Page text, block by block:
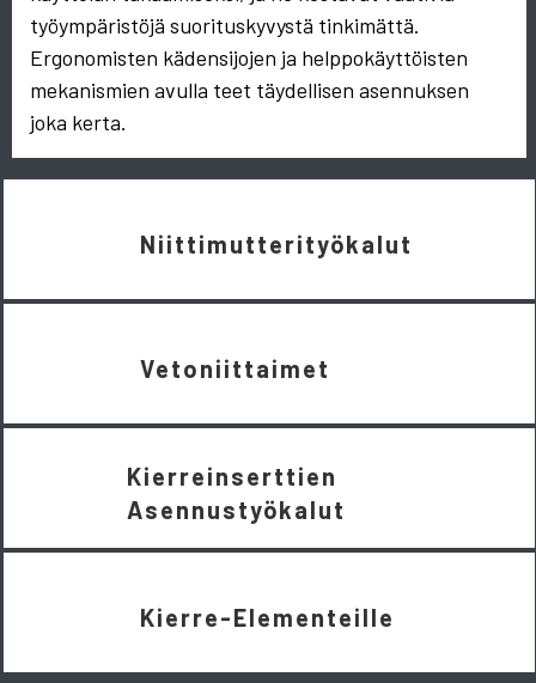
työympäristöjä suorituskyvystä tinkimättä.
Ergonomisten kädensijojen ja helppokäyttöisten
mekanismien avulla teet täydellisen asennuksen
joka kerta.
Niittimutterityökalut
Vetoniittaimet
Kierreinserttien
Asennustyökalut
Kierre-Elementeille